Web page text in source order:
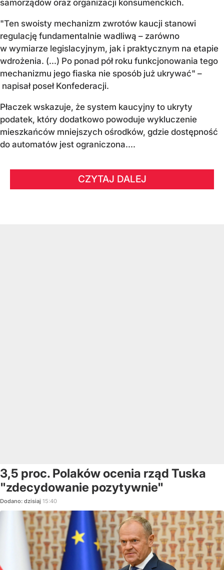
samorządów oraz organizacji konsumenckich.
"Ten swoisty mechanizm zwrotów kaucji stanowi
regulację fundamentalnie wadliwą – zarówno
w wymiarze legislacyjnym, jak i praktycznym na etapie
wdrożenia. (...) Po ponad pół roku funkcjonowania tego
mechanizmu jego fiaska nie sposób już ukrywać" –
napisał poseł Konfederacji.
Płaczek wskazuje, że system kaucyjny to ukryty
podatek, który dodatkowo powoduje wykluczenie
mieszkańców mniejszych ośrodków, gdzie dostępność
do automatów jest ograniczona....
CZYTAJ DALEJ
3,5 proc. Polaków ocenia rząd Tuska
"zdecydowanie pozytywnie"
Dodano: dzisiaj 15:40